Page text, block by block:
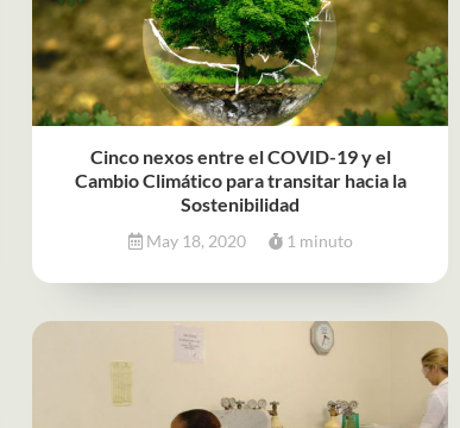
Cinco nexos entre el COVID-19 y el
Cambio Climático para transitar hacia la
Sostenibilidad
May 18, 2020 1 minuto